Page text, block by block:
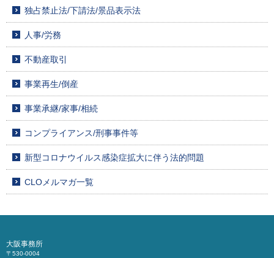
独占禁止法/下請法/景品表示法
人事/労務
不動産取引
事業再生/倒産
事業承継/家事/相続
コンプライアンス/刑事事件等
新型コロナウイルス感染症拡大に伴う法的問題
CLOメルマガ一覧
大阪事務所
〒530-0004